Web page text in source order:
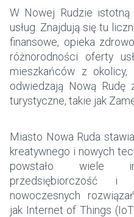
W Nowej Rudzie
usług. Znajdują się tu
finansowe, opieka
różnorodności oferty
mieszkańców z
odwiedzają Nową
turystyczne, takie jak
Miasto Nowa Ruda
kreatywnego i nowych
powstało wiele
przedsiębiorczość i
nowoczesnych
jak Internet of Things